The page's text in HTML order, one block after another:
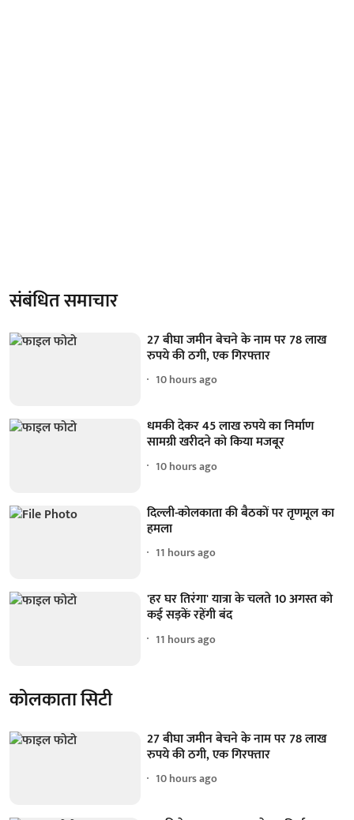
संबंधित समाचार
27 बीघा जमीन बेचने के नाम पर 78 लाख
रुपये की ठगी, एक गिरफ्तार
10 hours ago
धमकी देकर 45 लाख रुपये का निर्माण
सामग्री खरीदने को किया मजबूर
10 hours ago
दिल्ली-कोलकाता की बैठकों पर तृणमूल का
हमला
11 hours ago
'हर घर तिरंगा' यात्रा के चलते 10 अगस्त को
कई सड़कें रहेंगी बंद
11 hours ago
कोलकाता सिटी
27 बीघा जमीन बेचने के नाम पर 78 लाख
रुपये की ठगी, एक गिरफ्तार
10 hours ago